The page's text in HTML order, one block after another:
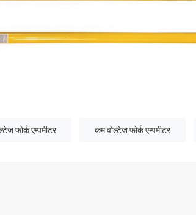
फोर्क एम्पमीटर कम वोल्टेज फोर्क एम्पमीटर